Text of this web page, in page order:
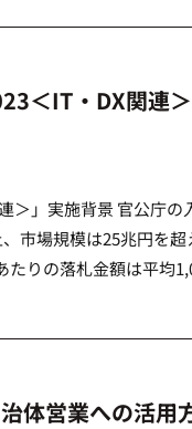
＜IT・DX関連＞
＞」実施背景 官公庁の
市場規模は25兆円を
りの落札金額は平均
体営業への活用